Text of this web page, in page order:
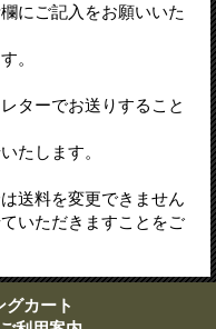
にご記入をお願いいた
。
ターでお送りすること
たします。
送料を変更できません
いただきますことをご
グカート